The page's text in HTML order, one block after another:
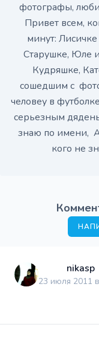
фотографы,
Привет всем,
минут:
Старушке, Юле
Кудряшке,
сошедшим с
человеу в
серьезным
знаю по имени,
кого не
nikasp
23 июля 2011